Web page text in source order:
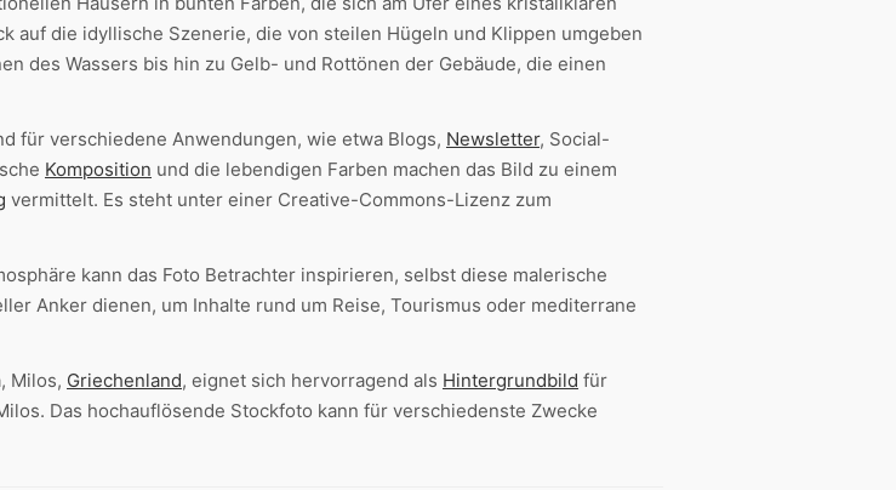
auf die idyllische Szenerie, die von steilen Hügeln und Klippen umgeben
des Wassers bis hin zu Gelb- und Rottönen der Gebäude, die einen
für verschiedene Anwendungen, wie etwa Blogs, Newsletter, Social-
Komposition und die lebendigen Farben machen das Bild zu einem
vermittelt. Es steht unter einer Creative-Commons-Lizenz zum
kann das Foto Betrachter inspirieren, selbst diese malerische
Anker dienen, um Inhalte rund um Reise, Tourismus oder mediterrane
Milos, Griechenland, eignet sich hervorragend als Hintergrundbild für
Das hochauflösende Stockfoto kann für verschiedenste Zwecke